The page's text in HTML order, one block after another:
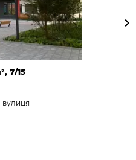
7/15
вулиця